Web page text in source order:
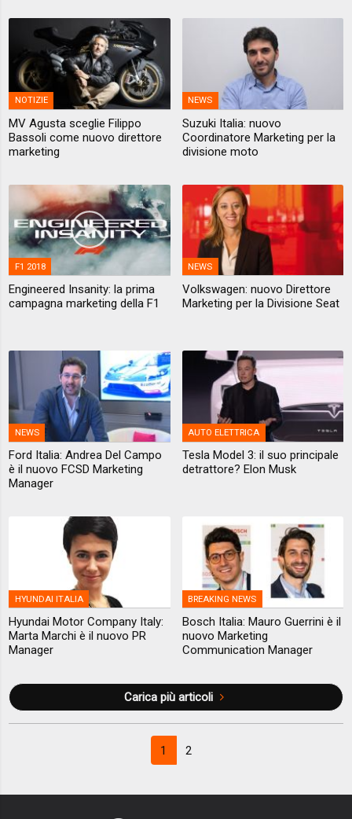
NOTIZIE
MV Agusta sceglie Filippo
Bassoli come nuovo direttore
marketing
NEWS
Suzuki Italia: nuovo
Coordinatore Marketing per la
divisione moto
F1 2018
Engineered Insanity: la prima
campagna marketing della F1
NEWS
Volkswagen: nuovo Direttore
Marketing per la Divisione Seat
NEWS
Ford Italia: Andrea Del Campo
è il nuovo FCSD Marketing
Manager
AUTO ELETTRICA
Tesla Model 3: il suo principale
detrattore? Elon Musk
HYUNDAI ITALIA
Hyundai Motor Company Italy:
Marta Marchi è il nuovo PR
Manager
BREAKING NEWS
Bosch Italia: Mauro Guerrini è il
nuovo Marketing
Communication Manager
Carica più articoli
1 2